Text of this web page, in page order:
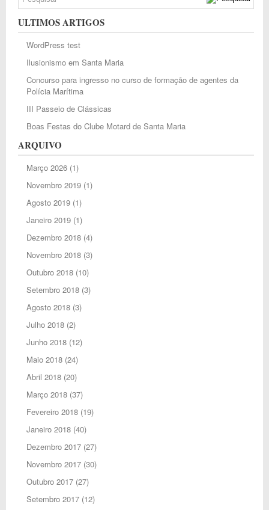
ULTIMOS ARTIGOS
WordPress test
Ilusionismo em Santa Maria
Concurso para ingresso no curso de formação de agentes da
Polícia Marítima
III Passeio de Clássicas
Boas Festas do Clube Motard de Santa Maria
ARQUIVO
Março 2026(1)
Novembro 2019(1)
Agosto 2019(1)
Janeiro 2019(1)
Dezembro 2018(4)
Novembro 2018(3)
Outubro 2018(10)
Setembro 2018(3)
Agosto 2018(3)
Julho 2018(2)
Junho 2018(12)
Maio 2018(24)
Abril 2018(20)
Março 2018(37)
Fevereiro 2018(19)
Janeiro 2018(40)
Dezembro 2017(27)
Novembro 2017(30)
Outubro 2017(27)
Setembro 2017(12)